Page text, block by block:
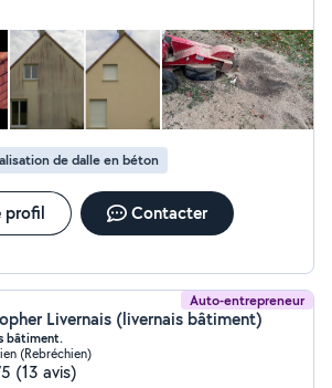
de dalle en béton
profil Contacter
Auto-entrepreneur
Livernais (livernais bâtiment)
bâtiment.
(Rebréchien)
(13 avis)